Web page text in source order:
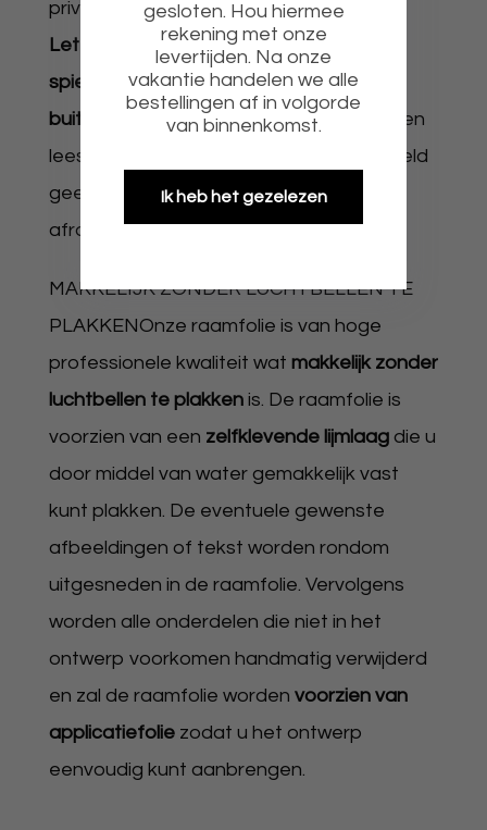
privacy gewenst is.
Let op de raamfolies worden altijd in
spiegelbeeld geleverd binnen plakken is
buiten leesbaar.Wilt u de raamfolie binnen
leesbaar hebben en buiten in spiegelbeeld
geef dit dan aan onder opmerkingen bij
afronding van uw bestelling.
MAKKELIJK ZONDER LUCHTBELLEN TE
PLAKKENOnze raamfolie is van hoge
professionele kwaliteit wat makkelijk zonder
luchtbellen te plakken is. De raamfolie is
voorzien van een zelfklevende lijmlaag die u
door middel van water gemakkelijk vast
kunt plakken. De eventuele gewenste
afbeeldingen of tekst worden rondom
uitgesneden in de raamfolie. Vervolgens
worden alle onderdelen die niet in het
ontwerp voorkomen handmatig verwijderd
en zal de raamfolie worden voorzien van
applicatiefolie zodat u het ontwerp
eenvoudig kunt aanbrengen.
gesloten. Hou hiermee
rekening met onze
levertijden. Na onze
vakantie handelen we alle
bestellingen af in volgorde
van binnenkomst.
Ik heb het gezelezen